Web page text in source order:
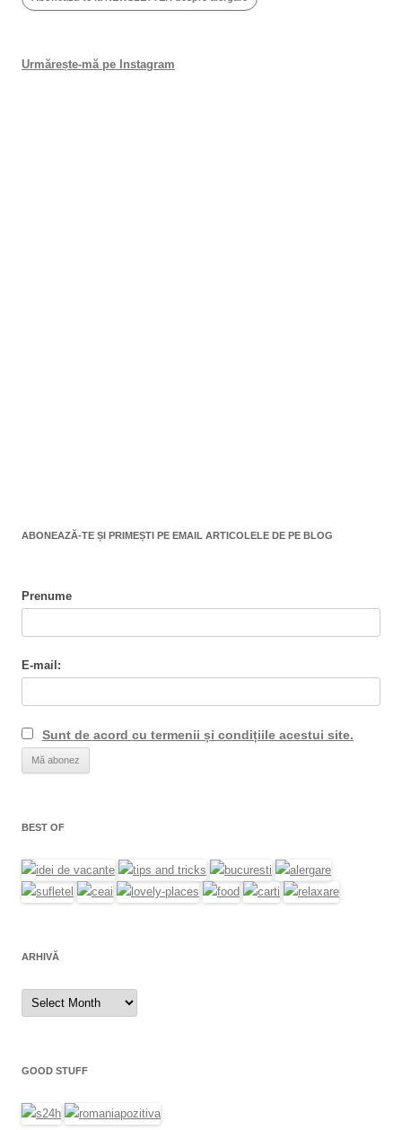
Urmărește-mă pe Instagram
ABONEAZĂ-TE ȘI PRIMEȘTI PE EMAIL ARTICOLELE DE PE BLOG
Prenume
E-mail:
Sunt de acord cu termenii și condițiile acestui site.
BEST OF
ARHIVĂ
Arhivă
GOOD STUFF